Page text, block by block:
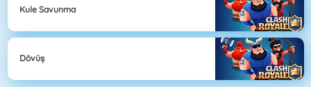
Kule Savunma
Dövüş